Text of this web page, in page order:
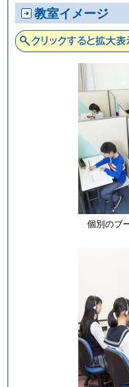
教室イメージ
個別のブ